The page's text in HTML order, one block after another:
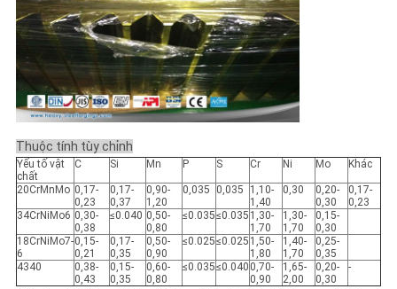
Thuộc tính tùy chỉnh
Yếu tố vật
chất
C Si Mn P S Cr Ni Mo Khác
20CrMnMo 0,17-
0,23
0,17-
0,37
0,90-
1,20
0,035 0,035
1,10-
1,40
0,30
0,20-
0,30
0,17-
0,23
34CrNiMo6 0,30-
0,38
≤0.040 0,50-
0,80
≤0.035≤0.035 1,30-
1,70
1,30-
1,70
0,15-
0,30
18CrNiMo7-
6
0,15-
0,21
0,17-
0,35
0,50-
0,90
≤0.025≤0.025 1,50-
1,80
1,40-
1,70
0,25-
0,35
4340
0,38-
0,43
0,15-
0,35
0,60-
0,80
≤0.035≤0.040 0,70-
0,90
1,65-
2,00
0,20-
0,30
-